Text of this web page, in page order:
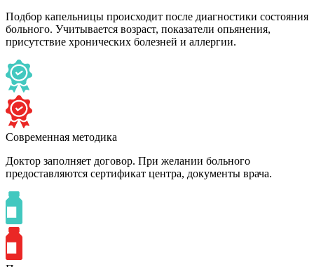
Подбор капельницы происходит после диагностики состояния
больного. Учитывается возраст, показатели опьянения,
присутствие хронических болезней и аллергии.
Современная методика
Доктор заполняет договор. При желании больного
предоставляются сертификат центра, документы врача.